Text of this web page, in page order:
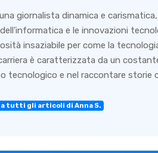
giornalista dinamica e
e le innovazioni
insaziabile per come la
è caratterizzata da un
tecnologico e nel raccontare storie
tutti gli articoli di Anna S.